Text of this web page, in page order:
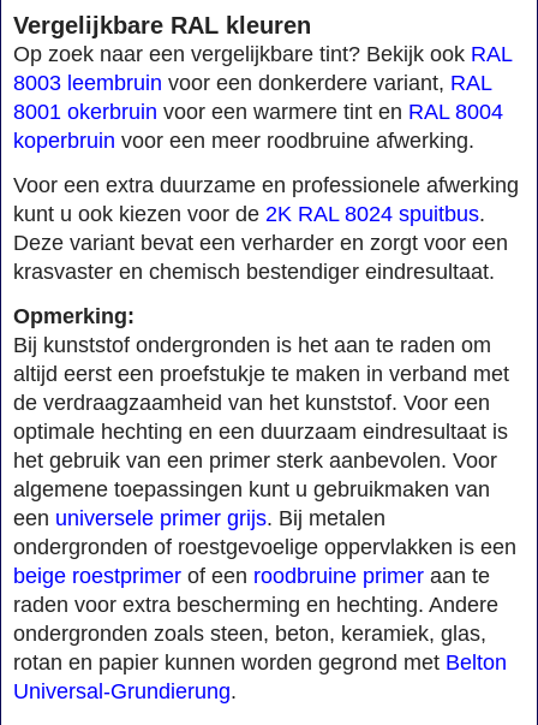
Vergelijkbare RAL kleuren
Op zoek naar een vergelijkbare tint? Bekijk ook RAL
8003 leembruin voor een donkerdere variant, RAL
8001 okerbruin voor een warmere tint en RAL 8004
koperbruin voor een meer roodbruine afwerking.
Voor een extra duurzame en professionele afwerking
kunt u ook kiezen voor de 2K RAL 8024 spuitbus.
Deze variant bevat een verharder en zorgt voor een
krasvaster en chemisch bestendiger eindresultaat.
Opmerking:
Bij kunststof ondergronden is het aan te raden om
altijd eerst een proefstukje te maken in verband met
de verdraagzaamheid van het kunststof. Voor een
optimale hechting en een duurzaam eindresultaat is
het gebruik van een primer sterk aanbevolen. Voor
algemene toepassingen kunt u gebruikmaken van
een universele primer grijs. Bij metalen
ondergronden of roestgevoelige oppervlakken is een
beige roestprimer of een roodbruine primer aan te
raden voor extra bescherming en hechting. Andere
ondergronden zoals steen, beton, keramiek, glas,
rotan en papier kunnen worden gegrond met Belton
Universal-Grundierung.